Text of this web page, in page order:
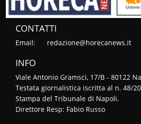
CONTATTI
Email: redazione@horecanews.it
INFO
Viale Antonio Gramsci, 17/B - 80122
Testata giornalistica iscritta al n. 48/
Stampa del Tribunale di Napoli.
Direttore Resp: Fabio Russo